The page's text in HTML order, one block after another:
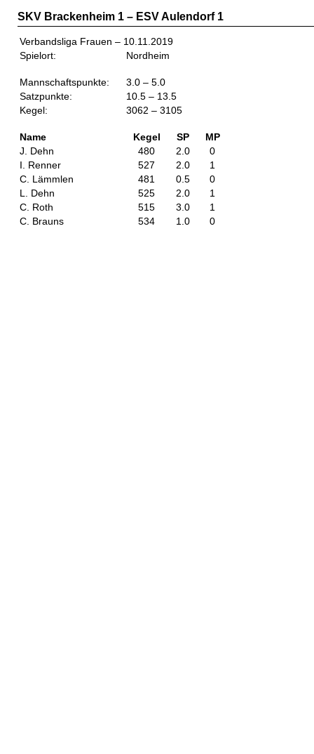
SKV Brackenheim 1 – ESV Aulendorf 1
Verbandsliga Frauen – 10.11.2019
Spielort:
Nordheim
Mannschaftspunkte:
3.0 – 5.0
Satzpunkte:
10.5 – 13.5
Kegel:
3062 – 3105
Name Kegel SP
MP
J. Dehn
480 2.0
0
I. Renner
527 2.0
1
C. Lämmlen
481 0.5
0
L. Dehn
525 2.0
1
C. Roth
515 3.0
1
C. Brauns
534 1.0 0